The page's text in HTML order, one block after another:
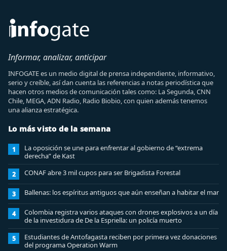
Informar, analizar, anticipar
INFOGATE es un medio digital de prensa independiente, informativo,
serio y creíble, así dan cuenta las referencias a notas periodística que
hacen otros medios de comunicación tales como: La Segunda, CNN
Chile, MEGA, ADN Radio, Radio Biobio, con quien además tenemos
una alianza estratégica.
Lo más visto de la semana
1
La oposición se une para enfrentar al gobierno de “extrema
derecha” de Kast
2 CONAF abre 3 mil cupos para ser Brigadista Forestal
3 Ballenas: los espíritus antiguos que aún enseñan a habitar el mar
4
Colombia registra varios ataques con drones explosivos a un día
de la investidura de De la Espriella: un policía muerto
5
Estudiantes de Antofagasta reciben por primera vez donaciones
del programa Operation Warm